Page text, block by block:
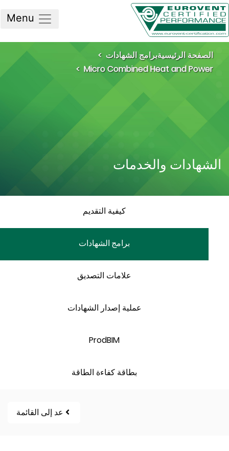
الرئيسيةبرامج الشهادات
Micro Combined Heat and
والخدمات
كيفية التقديم
برامج الشهادات
علامات التصديق
عملية إصدار الشهادات
ProdBIM
بطاقة كفاءة الطاقة
عد إلى القائمة